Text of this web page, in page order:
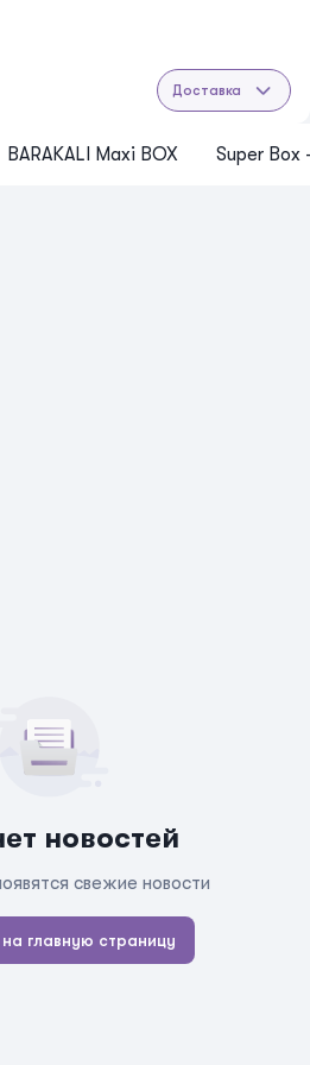
Доставка
BARAKALI Maxi BOX Super
новостей
свежие новости
главную страницу